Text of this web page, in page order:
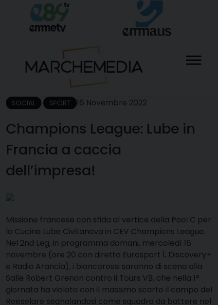
content
SOCIAL SPORT 16 Novembre 2022
Champions League: Lube in
Francia a caccia
dell’impresa!
Missione francese con sfida al vertice della Pool C per
la Cucine Lube Civitanova in CEV Champions League.
Nel 2nd Leg, in programma domani, mercoledì 16
novembre (ore 20 con diretta Eurosport 1, Discovery+
e Radio Arancia), i biancorossi saranno di scena alla
Salle Robert Grenon contro il Tours VB, che nella 1ª
giornata ha violato con il massimo scarto il campo del
Roeselare segnalandosi come squadra da battere nel